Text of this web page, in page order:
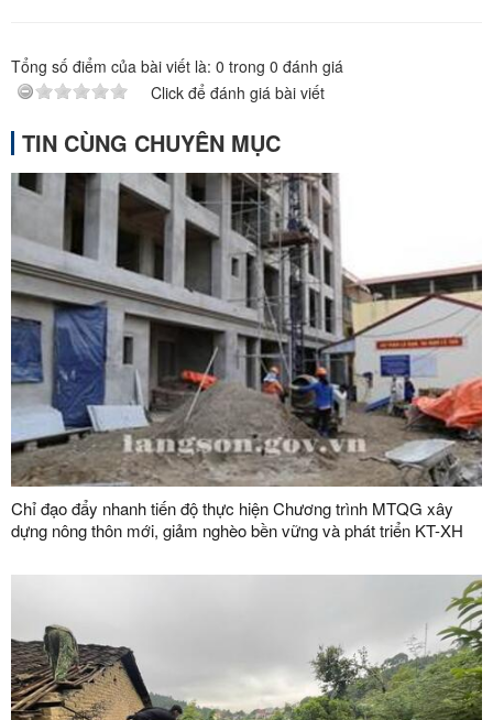
Tổng số điểm của bài viết là: 0 trong 0 đánh giá
Click để đánh giá bài viết
TIN CÙNG CHUYÊN MỤC
Chỉ đạo đẩy nhanh tiến độ thực hiện Chương trình MTQG xây
dựng nông thôn mới, giảm nghèo bền vững và phát triển KT-XH